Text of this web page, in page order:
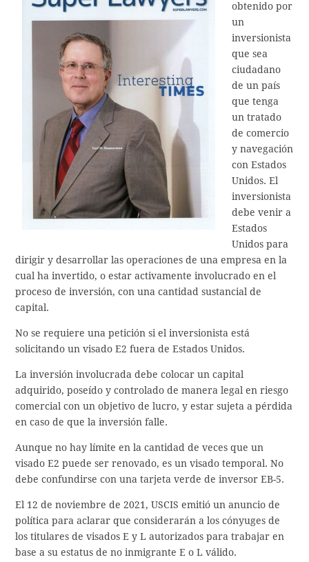
obtenido por
un
inversionista
que sea
ciudadano
de un país
que tenga
un tratado
de comercio
y navegación
con Estados
Unidos. El
inversionista
debe venir a
Estados
Unidos para
dirigir y desarrollar las operaciones de una empresa en la
cual ha invertido, o estar activamente involucrado en el
proceso de inversión, con una cantidad sustancial de
capital.
No se requiere una petición si el inversionista está
solicitando un visado E2 fuera de Estados Unidos.
La inversión involucrada debe colocar un capital
adquirido, poseído y controlado de manera legal en riesgo
comercial con un objetivo de lucro, y estar sujeta a pérdida
en caso de que la inversión falle.
Aunque no hay límite en la cantidad de veces que un
visado E2 puede ser renovado, es un visado temporal. No
debe confundirse con una tarjeta verde de inversor EB-5.
El 12 de noviembre de 2021, USCIS emitió un anuncio de
política para aclarar que considerarán a los cónyuges de
los titulares de visados E y L autorizados para trabajar en
base a su estatus de no inmigrante E o L válido.